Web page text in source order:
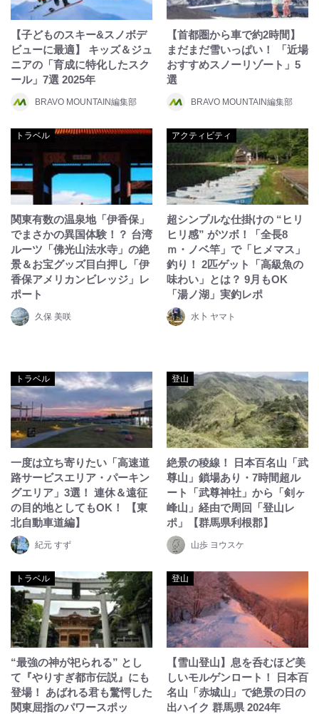
【子どものスキー&スノボデ
ビューに最適】 キッズ＆ジュ
ニアの「育成に特化したスク
ール」7選 2025年
BRAVO MOUNTAIN編集部
【首都圏から車で約2時間】
まだまだ雪いっぱい！ 「近場
おすすめスノーリゾート」5
選
BRAVO MOUNTAIN編集部
トラベル
関東有数の温泉地「伊香保」
でまさかの異国体験！？ 台湾
ルーツ「佛光山法水寺」の絶
景＆お宝グッズ目白押し「伊
香保アメリカンビレッジ」レ
ポート
久保 美咲
アクティビティ
超シンプルな仕掛けの “ヒリ
ヒリ感” がツボ！「全長8
ｍ・ノベ竿」で「ヒメマス」
釣り！ 2匹ゲット「高級魚の
味わい」とは？ 9月もOK
「湯ノ湖」実釣レポ
水卜 ヤマト
トラベル
一度は立ち寄りたい「高速道
路サービスエリア・パーキン
グエリア」3選！ 連休＆遠征
の目的地としてもOK！ 【東
北自動車道編】
紀元 すず
登山
絶景の稜線！ 日本百名山「武
尊山」鎖場あり・7時間超ル
ート「武尊神社」から「剣ヶ
峰山」経由で周回「登山レ
ポ」【群馬県利根郡】
山歩 ヨウスケ
トラベル
“最強の神が祀られる” とし
て『やりすぎ都市伝説』にも
登場！ あばれる君も驚愕した
関東屈指のパワースポッ
登山
【雪山登山】息を呑むほど美
しいモルゲンロート！ 日本百
名山「赤城山」で絶景の日の
出ハイク 群馬県 2024年